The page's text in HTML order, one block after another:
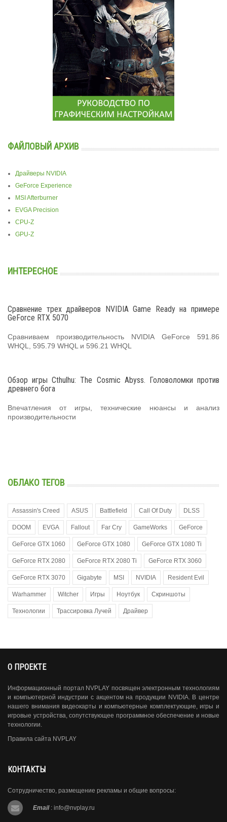
ФАЙЛОВЫЙ АРХИВ
Драйверы NVIDIA
GeForce Experience
MSI Afterburner
EVGA Precision
CPU-Z
GPU-Z
ИНТЕРЕСНОЕ
Сравнение трех драйверов NVIDIA Game Ready на примере
GeForce RTX 5070
Сравниваем производительность NVIDIA GeForce 591.86
WHQL, 595.79 WHQL и 596.21 WHQL
Обзор игры Cthulhu: The Cosmic Abyss. Головоломки против
древнего бога
Впечатления от игры, технические нюансы и анализ
производительности
ОБЛАКО ТЕГОВ
Assassin's Creed ASUS Battlefield Call Of Duty DLSS
DOOM EVGA Fallout Far Cry GameWorks GeForce
GeForce GTX 1060 GeForce GTX 1080 GeForce GTX 1080 Ti
GeForce RTX 2080 GeForce RTX 2080 Ti GeForce RTX 3060
GeForce RTX 3070 Gigabyte MSI NVIDIA Resident Evil
Warhammer Witcher Игры Ноутбук Скриншоты
Технологии Трассировка Лучей Драйвер
О ПРОЕКТЕ
Информационный портал NVPLAY посвящен электронным технологиям
и компьютерной индустрии с акцентом на продукции NVIDIA. В центре
нашего внимания видеокарты и компьютерные комплектующие, игры и
игровые устройства, сопутствующее программное обеспечение и новые
технологии.
Правила сайта NVPLAY
КОНТАКТЫ
Сотрудничество, размещение рекламы и общие вопросы:
Email : info@nvplay.ru